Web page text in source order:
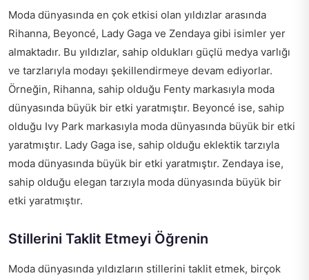
Moda dünyasında en çok etkisi olan yıldızlar arasında
Rihanna, Beyoncé, Lady Gaga ve Zendaya gibi isimler yer
almaktadır. Bu yıldızlar, sahip oldukları güçlü medya varlığı
ve tarzlarıyla modayı şekillendirmeye devam ediyorlar.
Örneğin, Rihanna, sahip olduğu Fenty markasıyla moda
dünyasında büyük bir etki yaratmıştır. Beyoncé ise, sahip
olduğu Ivy Park markasıyla moda dünyasında büyük bir etki
yaratmıştır. Lady Gaga ise, sahip olduğu eklektik tarzıyla
moda dünyasında büyük bir etki yaratmıştır. Zendaya ise,
sahip olduğu elegan tarzıyla moda dünyasında büyük bir
etki yaratmıştır.
Stillerini Taklit Etmeyi Öğrenin
Moda dünyasında yıldızların stillerini taklit etmek, birçok